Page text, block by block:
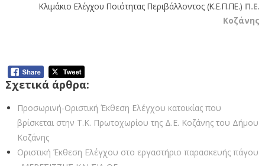
Κλιμάκιο Ελέγχου Ποιότητας Περιβάλλοντος (Κ.Ε.Π.ΠΕ.) Π.Ε.
Κοζάνης
Σχετικά άρθρα:
Προσωρινή-Οριστική Έκθεση Ελέγχου κατοικίας που
βρίσκεται στην Τ.Κ. Πρωτοχωρίου της Δ.Ε. Κοζάνης του Δήμου
Κοζάνης
Οριστική Έκθεση Ελέγχου στο εργαστήριο παρασκευής πάγου